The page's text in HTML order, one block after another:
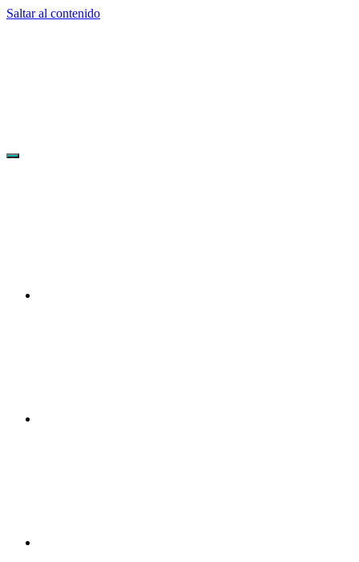
Saltar al contenido